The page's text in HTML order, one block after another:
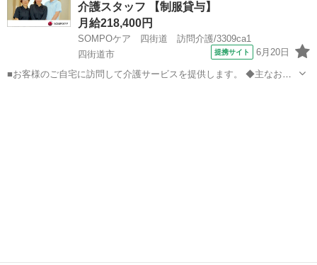
う、各関係機関との連絡調整 ・...介護スタッフ 【制服貸与】
月給218,400円
SOMPOケア 四街道 訪問介護/3309ca1
四街道市
提携サイト 6月20日
■お客様のご自宅に訪問して介護サービスを提供します。 ◆主なお仕